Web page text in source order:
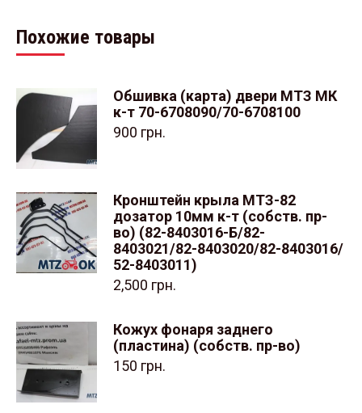
Похожие товары
Обшивка (карта) двери МТЗ МК
к-т 70-6708090/70-6708100
900 грн.
Кронштейн крыла МТЗ-82
дозатор 10мм к-т (собств. пр-
во) (82-8403016-Б/82-
8403021/82-8403020/82-8403016/
52-8403011)
2,500 грн.
Кожух фонаря заднего
(пластина) (собств. пр-во)
150 грн.